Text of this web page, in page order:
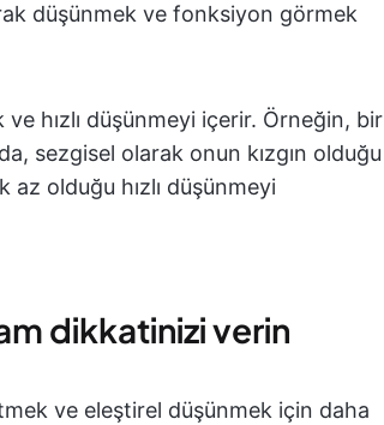
düşünmek ve fonksiyon görmek
ve hızlı düşünmeyi içerir. Örneğin, bir
sezgisel olarak onun kızgın olduğu
az olduğu hızlı düşünmeyi
dikkatinizi verin
ve eleştirel düşünmek için daha